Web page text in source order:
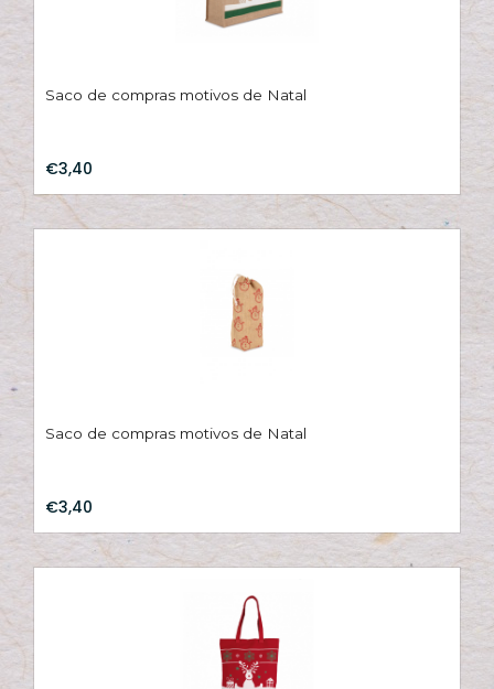
Saco de compras motivos de Natal
€3,40
Saco de compras motivos de Natal
€3,40